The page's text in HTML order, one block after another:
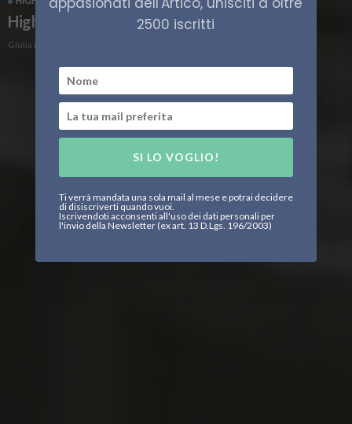
High North23, il primo giorno
Giulia Prior
2500 iscritti
SI LO VOGLIO!
Ti verrà mandata una sola mail al mese e potrai decidere
di disiscriverti quando vuoi.
Iscrivendoti acconsenti all'uso dei dati personali per
l'invio della Newsletter (ex art. 13 D.Lgs. 196/2003)